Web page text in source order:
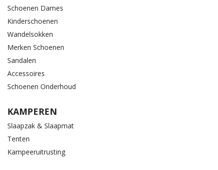
Schoenen Dames
Kinderschoenen
Wandelsokken
Merken Schoenen
Sandalen
Accessoires
Schoenen Onderhoud
KAMPEREN
Slaapzak & Slaapmat
Tenten
Kampeeruitrusting